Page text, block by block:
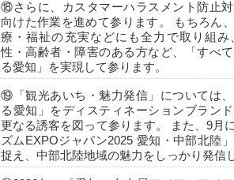
⑱さらに、カスタマーハラスメント防止
向けた作業を進めて参ります。 もちろん
療・福祉の充実などにも全力で取り組
性・高齢者・障害のある方など、「すべ
る愛知」を実現して参ります。
⑲「観光あいち・魅力発信」については
る愛知」をディスティネーションブラン
更なる誘客を図って参ります。 また、9月
ズムEXPOジャパン2025 愛知・中部北陸
捉え、中部北陸地域の魅力をしっかり発信